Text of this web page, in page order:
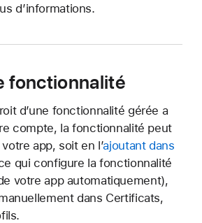
d’informations.
fonctionnalité
d’une fonctionnalité gérée a
compte, la fonctionnalité peut
app, soit en l’ajoutant dans
qui configure la fonctionnalité
votre app automatiquement),
dans Certificats,